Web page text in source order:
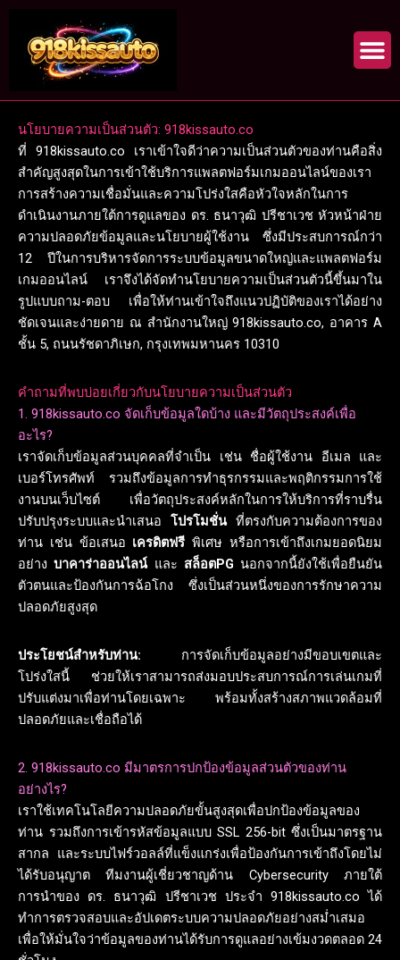
content
นโยบายความเป็นส่วนตัว: 918kissauto.co
ที่ 918kissauto.co เราเข้าใจดีว่าความเป็นส่วนตัวของท่านคือสิ่ง
สำคัญสูงสุดในการเข้าใช้บริการแพลตฟอร์มเกมออนไลน์ของเรา
การสร้างความเชื่อมั่นและความโปร่งใสคือหัวใจหลักในการ
ดำเนินงานภายใต้การดูแลของ ดร. ธนาวุฒิ ปรีชาเวช หัวหน้าฝ่าย
ความปลอดภัยข้อมูลและนโยบายผู้ใช้งาน ซึ่งมีประสบการณ์กว่า
12 ปีในการบริหารจัดการระบบข้อมูลขนาดใหญ่และแพลตฟอร์ม
เกมออนไลน์ เราจึงได้จัดทำนโยบายความเป็นส่วนตัวนี้ขึ้นมาใน
รูปแบบถาม-ตอบ เพื่อให้ท่านเข้าใจถึงแนวปฏิบัติของเราได้อย่าง
ชัดเจนและง่ายดาย ณ สำนักงานใหญ่ 918kissauto.co, อาคาร A
ชั้น 5, ถนนรัชดาภิเษก, กรุงเทพมหานคร 10310
คำถามที่พบบ่อยเกี่ยวกับนโยบายความเป็นส่วนตัว
1. 918kissauto.co จัดเก็บข้อมูลใดบ้าง และมีวัตถุประสงค์เพื่อ
อะไร?
เราจัดเก็บข้อมูลส่วนบุคคลที่จำเป็น เช่น ชื่อผู้ใช้งาน อีเมล และ
เบอร์โทรศัพท์ รวมถึงข้อมูลการทำธุรกรรมและพฤติกรรมการใช้
งานบนเว็บไซต์ เพื่อวัตถุประสงค์หลักในการให้บริการที่ราบรื่น
ปรับปรุงระบบและนำเสนอ โปรโมชั่นที่ตรงกับความต้องการของ
ท่าน เช่น ข้อเสนอ เครดิตฟรี พิเศษ หรือการเข้าถึงเกมยอดนิยม
อย่างบาคาร่าออนไลน์และ สล็อตPG นอกจากนี้ยังใช้เพื่อยืนยัน
ตัวตนและป้องกันการฉ้อโกง ซึ่งเป็นส่วนหนึ่งของการรักษาความ
ปลอดภัยสูงสุด
ประโยชน์สำหรับท่าน: การจัดเก็บข้อมูลอย่างมีขอบเขตและ
โปร่งใสนี้ ช่วยให้เราสามารถส่งมอบประสบการณ์การเล่นเกมที่
ปรับแต่งมาเพื่อท่านโดยเฉพาะ พร้อมทั้งสร้างสภาพแวดล้อมที่
ปลอดภัยและเชื่อถือได้
2. 918kissauto.co มีมาตรการปกป้องข้อมูลส่วนตัวของท่าน
อย่างไร?
เราใช้เทคโนโลยีความปลอดภัยขั้นสูงสุดเพื่อปกป้องข้อมูลของ
ท่าน รวมถึงการเข้ารหัสข้อมูลแบบ SSL 256-bit ซึ่งเป็นมาตรฐาน
สากล และระบบไฟร์วอลล์ที่แข็งแกร่งเพื่อป้องกันการเข้าถึงโดยไม่
ได้รับอนุญาต ทีมงานผู้เชี่ยวชาญด้าน Cybersecurity ภายใต้
การนำของ ดร. ธนาวุฒิ ปรีชาเวช ประจำ 918kissauto.co ได้
ทำการตรวจสอบและอัปเดตระบบความปลอดภัยอย่างสม่ำเสมอ
เพื่อให้มั่นใจว่าข้อมูลของท่านได้รับการดูแลอย่างเข้มงวดตลอด 24